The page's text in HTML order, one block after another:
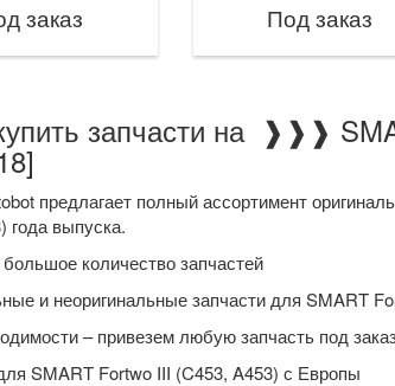
заказ Под заказ
запчасти на ❱❱❱
предлагает полный ассортимент
года выпуска.
количество запчастей
и неоригинальные запчасти для SMART
– привезем любую запчасть под
SMART Fortwo III (C453, A453) с Европы